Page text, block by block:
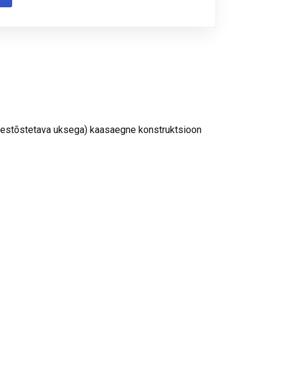
uksega) kaasaegne konstruktsioon